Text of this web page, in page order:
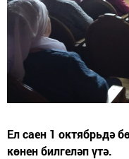
Ел саен 1 октябрьдә
көнен билгеләп үтә.